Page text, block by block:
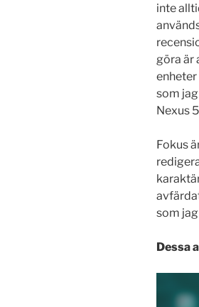
inte
göra är
som
Nexus
Fokus
som
Dessa